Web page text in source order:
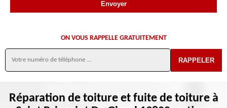
ON VOUS RAPPELLE GRATUITEMENT
Réparation de toiture et fuite de toiture à